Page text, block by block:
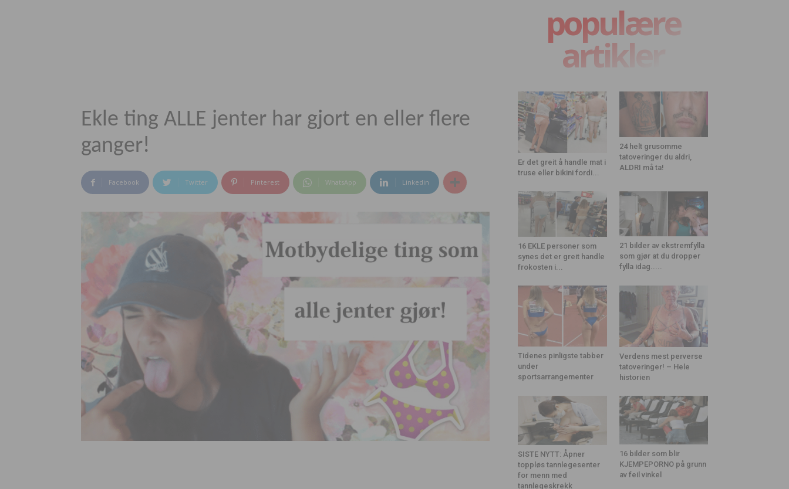
Ekle ting ALLE jenter har gjort en eller flere
ganger!
Facebook Twitter Pinterest WhatsApp Linkedin
populære
artikler
Er det greit å handle mat i
truse eller bikini fordi...
24 helt grusomme
tatoveringer du aldri,
ALDRI må ta!
16 EKLE personer som
synes det er greit handle
frokosten i...
21 bilder av ekstremfylla
som gjør at du dropper
fylla idag.....
Tidenes pinligste tabber
under
sportsarrangementer
Verdens mest perverse
tatoveringer! – Hele
historien
SISTE NYTT: Åpner
toppløs tannlegesenter
for menn med
tannlegeskrekk
16 bilder som blir
KJEMPEPORNO på grunn
av feil vinkel